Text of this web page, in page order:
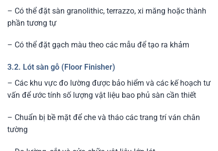
– Có thể đặt sàn granolithic, terrazzo, xi măng hoặc thành
phần tương tự
– Có thể đặt gạch màu theo các mẫu để tạo ra khảm
3.2. Lót sàn gỗ (Floor Finisher)
– Các khu vực đo lường được bảo hiểm và các kế hoạch tư
vấn để ước tính số lượng vật liệu bao phủ sàn cần thiết
– Chuẩn bị bề mặt để che và tháo các trang trí ván chân
tường